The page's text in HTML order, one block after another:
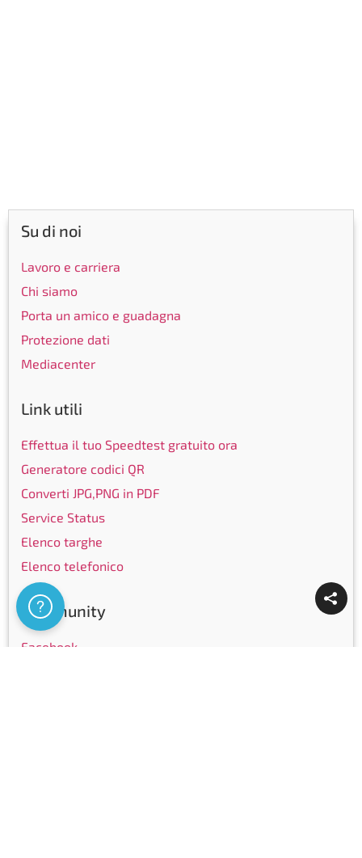
Su di noi
Lavoro e carriera
Chi siamo
Porta un amico e guadagna
Protezione dati
Mediacenter
Link utili
Effettua il tuo Speedtest gratuito ora
Generatore codici QR
Converti JPG,PNG in PDF
Service Status
Elenco targhe
Elenco telefonico
Community
Facebook
Assistenza